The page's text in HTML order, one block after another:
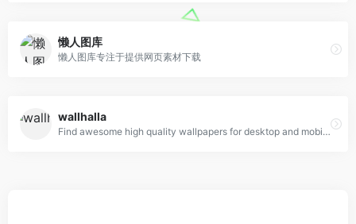
懒人图库
懒人图库专注于提供网页素材下载
wallhalla
Find awesome high quality wallpapers for desktop and mobile in one place.